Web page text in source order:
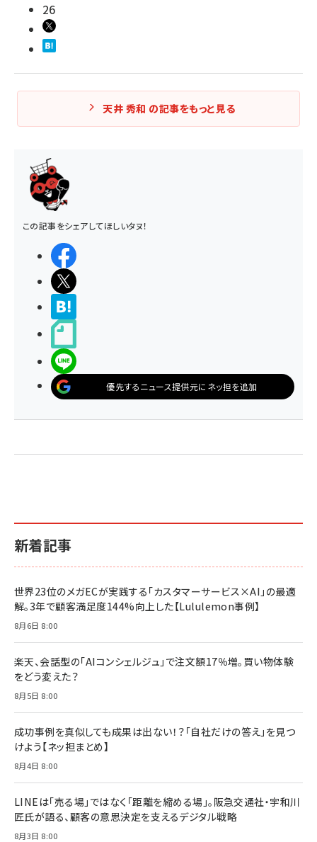
26
天井 秀和 の記事をもっと見る
この記事をシェアしてほしいタヌ！
優先するニュース提供元にネッ担を追加
新着記事
世界23位のメガECが実践する「カスタマーサービス×AI」の最適
解。3年で顧客満足度144%向上した【Lululemon事例】
8月6日 8:00
楽天、会話型の「AIコンシェルジュ」で注文額17％増。買い物体験
をどう変えた？
8月5日 8:00
成功事例を真似しても成果は出ない！？「自社だけの答え」を見つ
けよう【ネッ担まとめ】
8月4日 8:00
LINEは「売る場」ではなく「距離を縮める場」。阪急交通社・宇和川
匠氏が語る、顧客の意思決定を支えるデジタル戦略
8月3日 8:00